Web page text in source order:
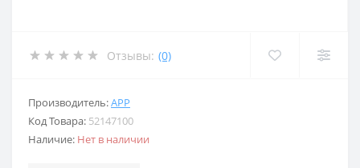
Отзывы: (0)
Производитель:APP
Код Товара: 52147100
Наличие: Нет в наличии